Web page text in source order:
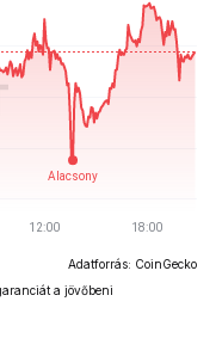
Adatforrás: CoinGecko
a jövőbeni